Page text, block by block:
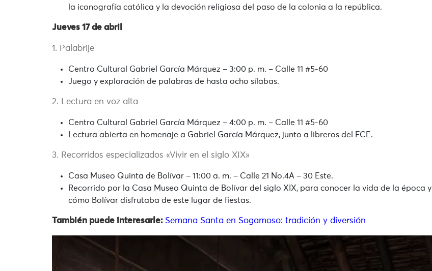
la iconografía católica y la devoción religiosa del paso de la colonia a la república.
Jueves 17 de abril
1. Palabrije
Centro Cultural Gabriel García Márquez – 3:00 p. m. – Calle 11 #5-60
Juego y exploración de palabras de hasta ocho sílabas.
2. Lectura en voz alta
Centro Cultural Gabriel García Márquez – 4:00 p. m. – Calle 11 #5-60
Lectura abierta en homenaje a Gabriel García Márquez, junto a libreros del FCE.
3. Recorridos especializados «Vivir en el siglo XIX»
Casa Museo Quinta de Bolívar – 11:00 a. m. – Calle 21 No.4A – 30 Este.
Recorrido por la Casa Museo Quinta de Bolívar del siglo XIX, para conocer la vida de la época y
cómo Bolívar disfrutaba de este lugar de fiestas.
También puede interesarle: Semana Santa en Sogamoso: tradición y diversión